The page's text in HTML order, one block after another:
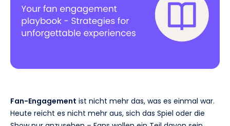
Fan-Engagement ist nicht mehr das, was es einmal war.
Heute reicht es nicht mehr aus, sich das Spiel oder die